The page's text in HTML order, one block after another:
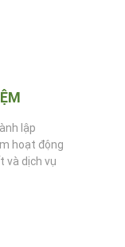
lập
hoạt động
và dịch vụ